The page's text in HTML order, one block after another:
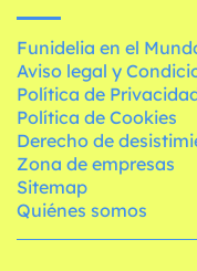
Funidelia en el
Aviso legal y
Política de
Política de Cookies
Derecho de
Zona de empresas
Sitemap
Quiénes somos